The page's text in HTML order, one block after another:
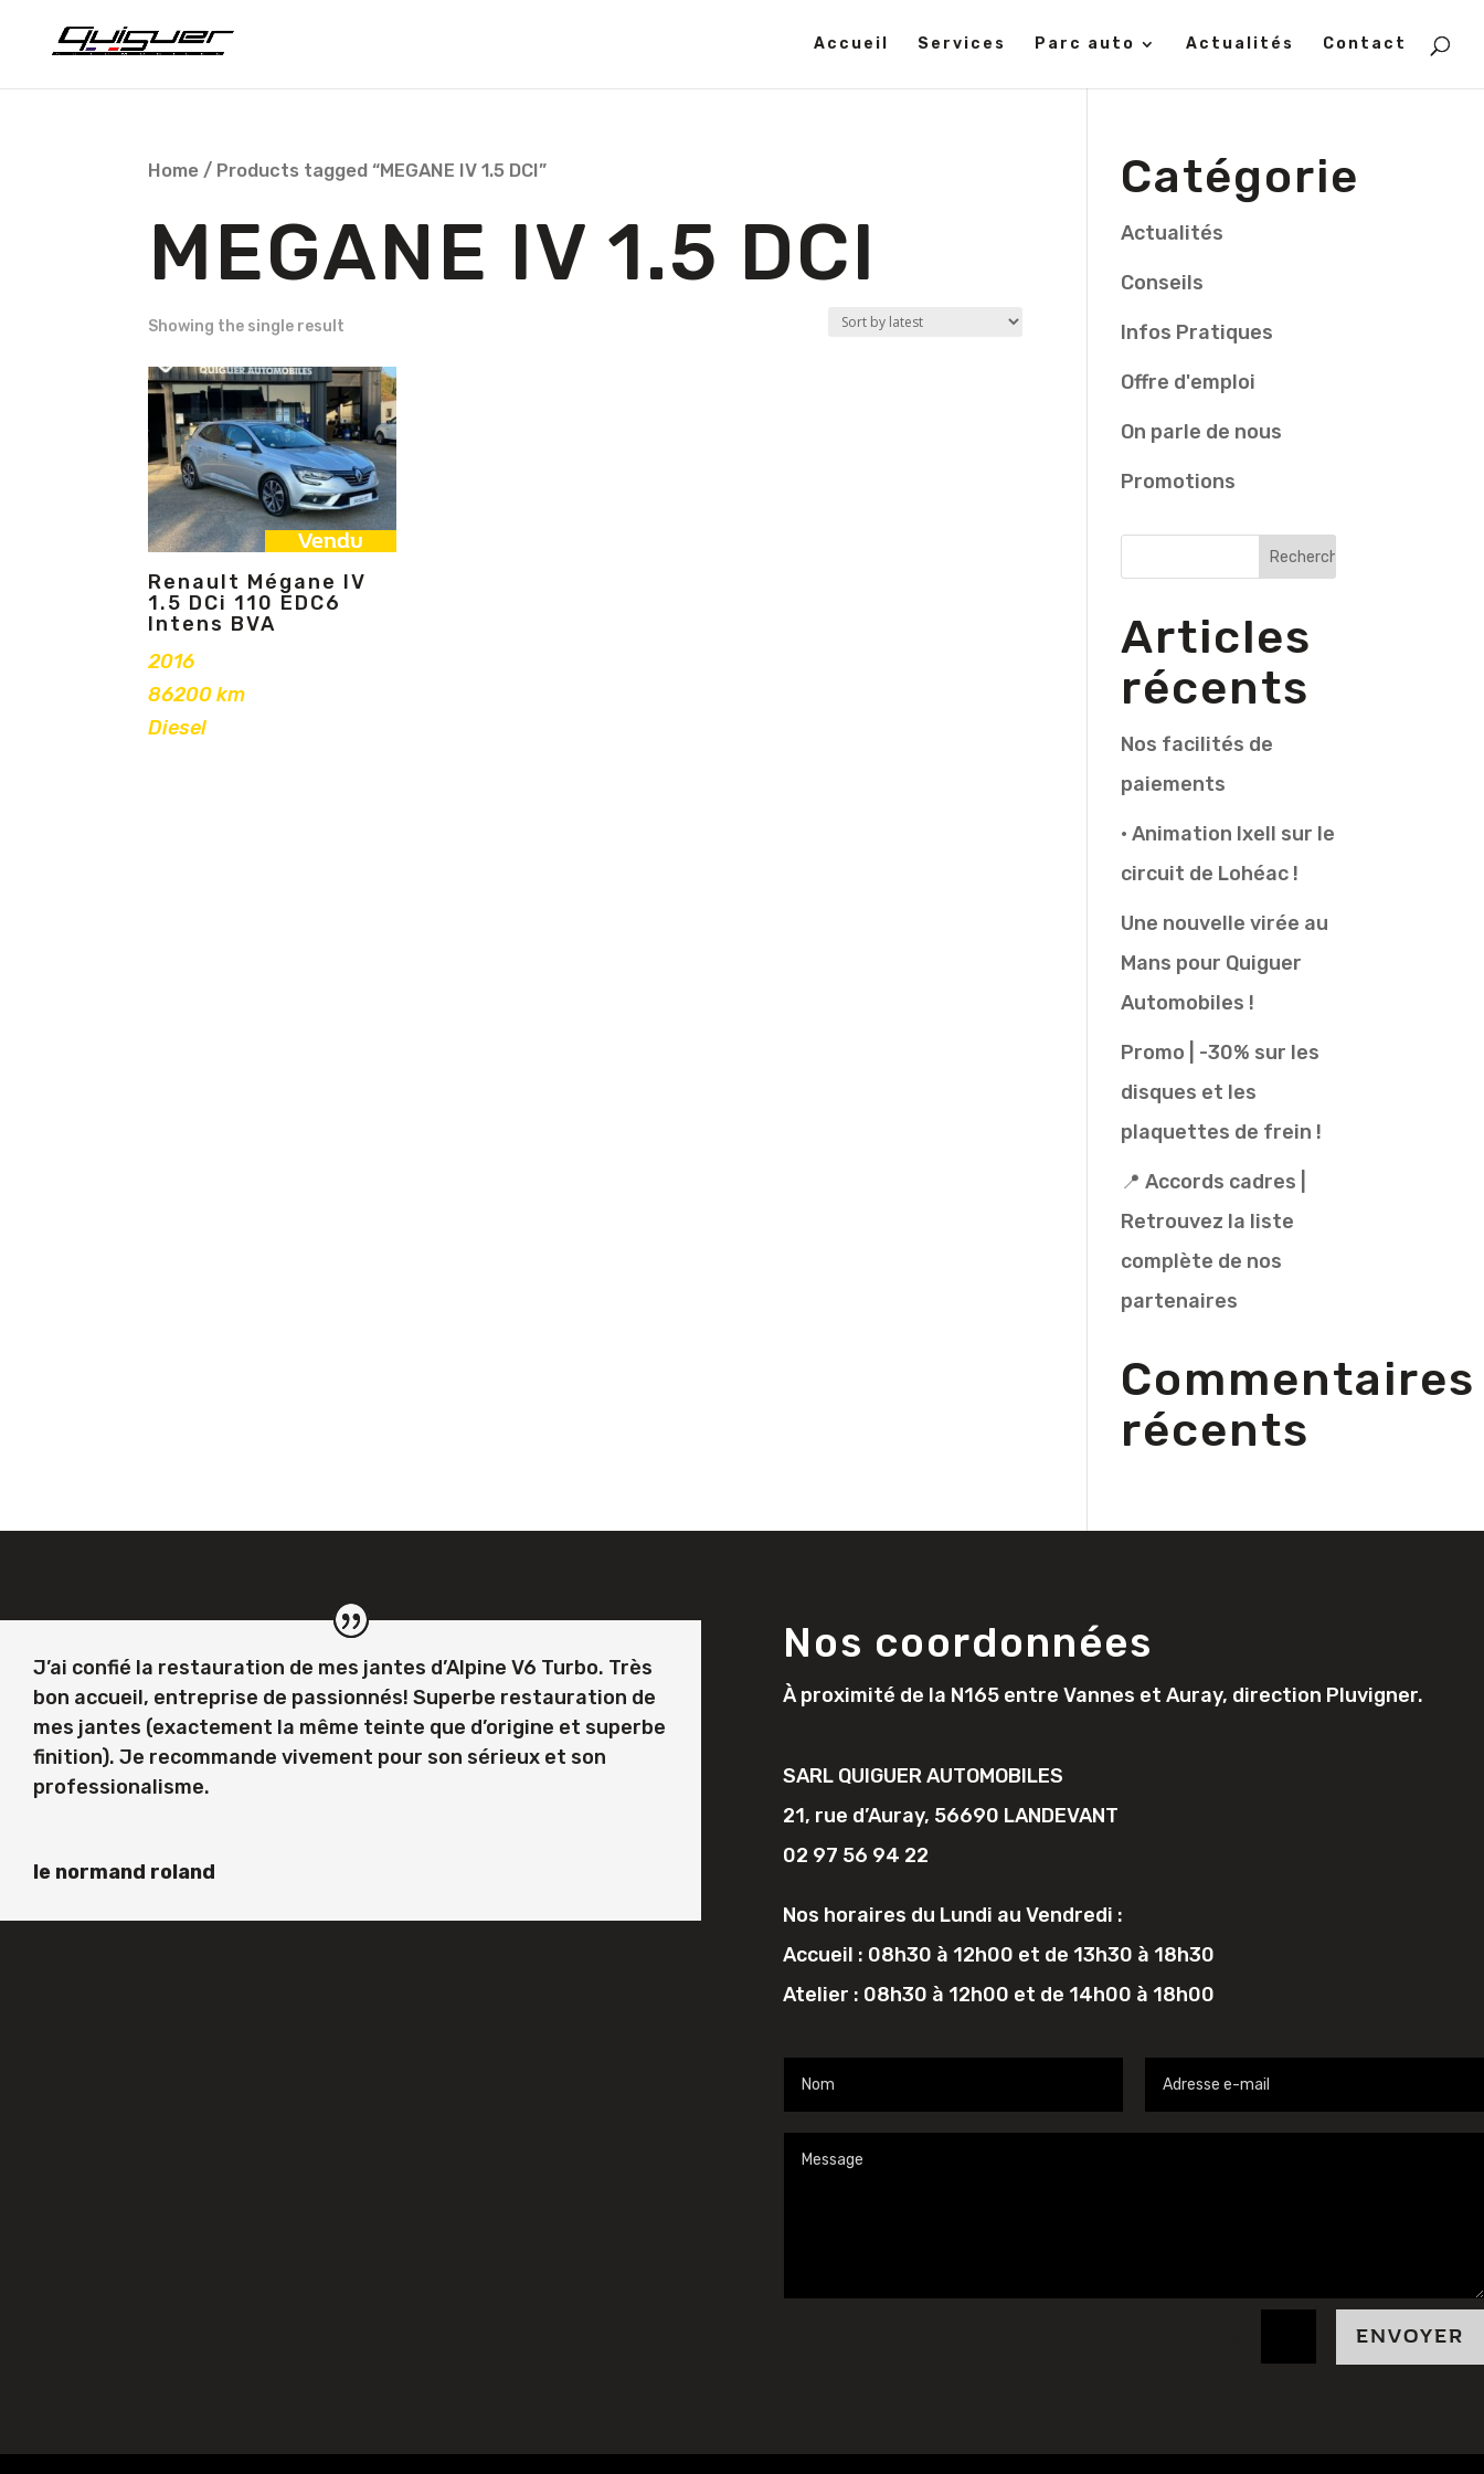
Accueil Services Parc auto Actualités Contact
Home / Products tagged “MEGANE IV 1.5 DCI”
MEGANE IV 1.5 DCI
Showing the single result
Vendu
Renault Mégane IV
1.5 DCi 110 EDC6
Intens BVA
2016
86200 km
Diesel
Catégorie
Actualités
Conseils
Infos Pratiques
Offre d'emploi
On parle de nous
Promotions
Articles
récents
Nos facilités de
paiements
• Animation Ixell sur le
circuit de Lohéac !
Une nouvelle virée au
Mans pour Quiguer
Automobiles !
Promo | -30% sur les
disques et les
plaquettes de frein !
📍 Accords cadres |
Retrouvez la liste
complète de nos
partenaires
Commentaires
récents
J’ai confié la restauration de mes jantes d’Alpine V6 Turbo. Très
bon accueil, entreprise de passionnés! Superbe restauration de
mes jantes (exactement la même teinte que d’origine et superbe
finition). Je recommande vivement pour son sérieux et son
professionalisme.
le normand roland
Nos coordonnées
À proximité de la N165 entre Vannes et Auray, direction Pluvigner.
SARL QUIGUER AUTOMOBILES
21, rue d’Auray, 56690 LANDEVANT
02 97 56 94 22
Nos horaires du Lundi au Vendredi :
Accueil : 08h30 à 12h00 et de 13h30 à 18h30
Atelier : 08h30 à 12h00 et de 14h00 à 18h00
ENVOYER